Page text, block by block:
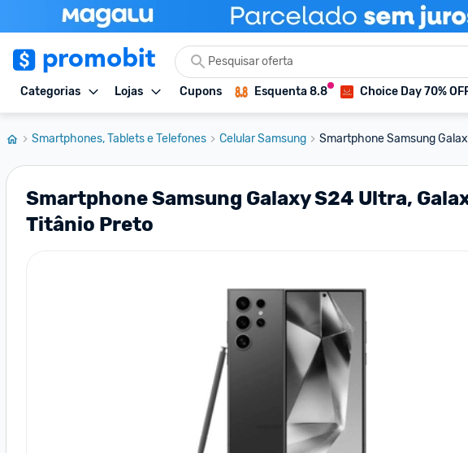
Categorias Lojas Cupons Esquenta 8.8 Choice Day 70%
Smartphones, Tablets e Telefones Celular Samsung Smartphone Samsung
Smartphone Samsung Galaxy S24 Ultra,
Titânio Preto